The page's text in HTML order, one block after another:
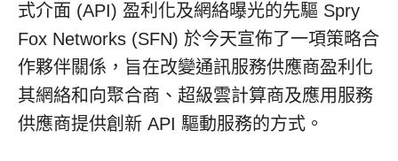
式介面 (API) 盈利化及網絡曝光的先驅 Spry
Fox Networks (SFN) 於今天宣佈了一項策略合
作夥伴關係，旨在改變通訊服務供應商盈利化
其網絡和向聚合商、超級雲計算商及應用服務
供應商提供創新 API 驅動服務的方式。